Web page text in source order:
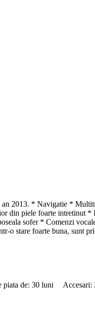
2013. * Navigatie *
din piele foarte
sofer * Comenzi
o stare foarte buna, sunt
piata de: 30 luni Accesari: